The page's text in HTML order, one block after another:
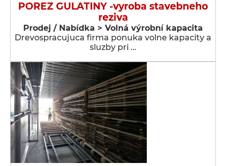
POREZ GULATINY -vyroba stavebneho
reziva
Prodej / Nabídka > Volná výrobní kapacita
Drevospracujuca firma ponuka volne kapacity a
sluzby pri …